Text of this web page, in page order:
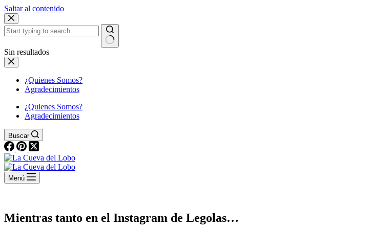
Saltar al contenido
Sin resultados
¿Quienes Somos?
Agradecimientos
¿Quienes Somos?
Agradecimientos
Buscar
Menú
Mientras tanto en el Instagram de Legolas…